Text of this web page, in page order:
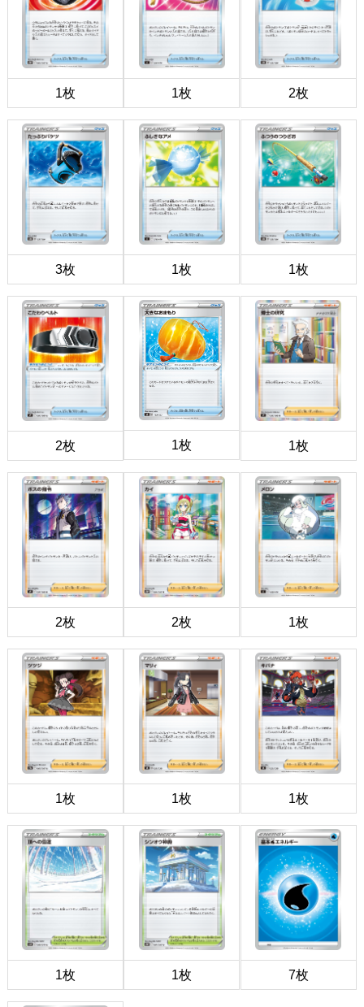
1枚 1枚 2枚
3枚 1枚 1枚
2枚 1枚 1枚
2枚 2枚 1枚
1枚 1枚 1枚
1枚 1枚 7枚